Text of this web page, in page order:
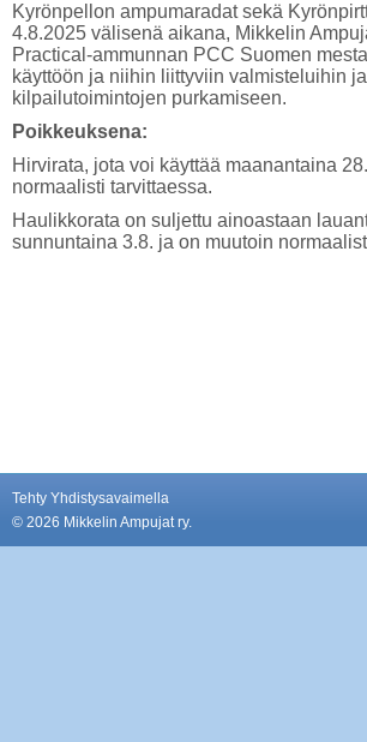
Kyrönpellon ampumaradat sekä
4.8.2025 välisenä aikana, Mikkelin
Practical-ammunnan PCC Suomen
käyttöön ja niihin liittyviin valmisteluihin ja
kilpailutoimintojen purkamiseen.
Poikkeuksena:
Hirvirata, jota voi käyttää maanantaina
normaalisti tarvittaessa.
Haulikkorata on suljettu ainoastaan
sunnuntaina 3.8. ja on muutoin
Tehty Yhdistysavaimella
© 2026 Mikkelin Ampujat ry.